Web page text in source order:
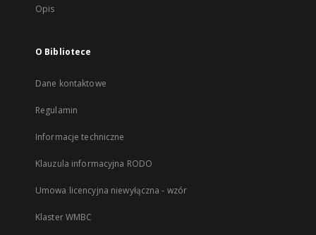
Opis
O Bibliotece
Dane kontaktowe
Regulamin
Informacje techniczne
Klauzula informacyjna RODO
Umowa licencyjna niewyłączna - wzór
Klaster WMBC